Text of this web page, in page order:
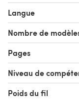
you are free to sell
raak! as original
pattern itself in any
Langue
Nombre de
Pages
Niveau de
Poids du fil